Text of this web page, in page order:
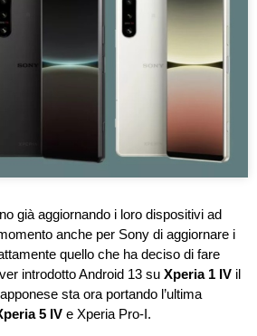
già aggiornando i loro dispositivi ad
anche per Sony di aggiornare i
quello che ha deciso di fare
introdotto Android 13 su Xperia 1 IV il
sta ora portando l’ultima
5 IV e Xperia Pro-I.